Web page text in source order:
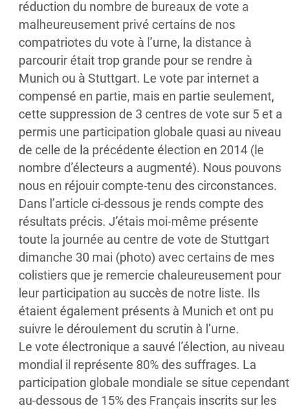
réduction du nombre de bureaux de vote a
malheureusement privé certains de nos
compatriotes du vote à l’urne, la distance à
parcourir était trop grande pour se rendre à
Munich ou à Stuttgart. Le vote par internet a
compensé en partie, mais en partie seulement,
cette suppression de 3 centres de vote sur 5 et a
permis une participation globale quasi au niveau
de celle de la précédente élection en 2014 (le
nombre d’électeurs a augmenté). Nous pouvons
nous en réjouir compte-tenu des circonstances.
Dans l’article ci-dessous je rends compte des
résultats précis. J’étais moi-même présente
toute la journée au centre de vote de Stuttgart
dimanche 30 mai (photo) avec certains de mes
colistiers que je remercie chaleureusement pour
leur participation au succès de notre liste. Ils
étaient également présents à Munich et ont pu
suivre le déroulement du scrutin à l’urne.
Le vote électronique a sauvé l’élection, au niveau
mondial il représente 80% des suffrages. La
participation globale mondiale se situe cependant
au-dessous de 15% des Français inscrits sur les